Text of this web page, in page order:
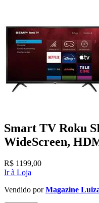
Smart TV Roku
WideScreen,
R$ 1199,00
Ir à Loja
Vendido porMagazine